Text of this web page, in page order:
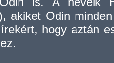
akiket Odin
hogy aztán